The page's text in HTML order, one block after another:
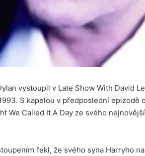
vystoupil v Late Show With David
S kapelou v předposlední epizodě
We Called It A Day ze svého
řekl, že svého syna Harryho